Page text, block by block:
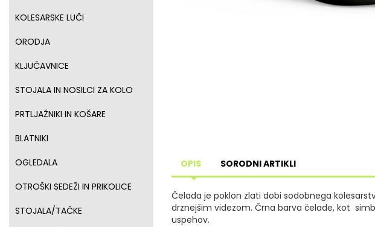
KOLESARSKE LUČI
ORODJA
KLJUČAVNICE
STOJALA IN NOSILCI ZA KOLO
PRTLJAŽNIKI IN KOŠARE
BLATNIKI
OGLEDALA
OTROŠKI SEDEŽI IN PRIKOLICE
STOJALA/TAČKE
OPIS SORODNI ARTIKLI
Čelada je poklon zlati dobi sodobnega
drznejšim videzom. Črna barva čelade, kot
uspehov.